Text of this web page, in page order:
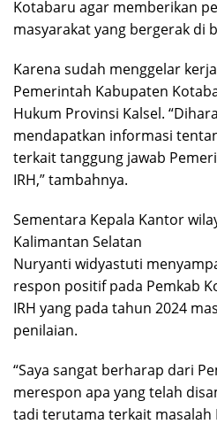
Kotabaru agar memberikan
masyarakat yang bergerak di
Karena sudah menggelar
Pemerintah Kabupaten
Hukum Provinsi Kalsel.
mendapatkan informasi
terkait tanggung jawab
IRH,” tambahnya.
Sementara Kepala Kantor
Kalimantan Selatan
Nuryanti widyastuti
respon positif pada Pemkab
IRH yang pada tahun 2024
penilaian.
“Saya sangat berharap dari
merespon apa yang telah
tadi terutama terkait masalah